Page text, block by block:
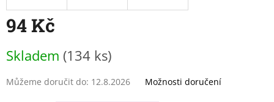
94 Kč
cena:
Skladem (134 ks)
Můžeme doručit do: 12.8.2026 Možnosti doručení